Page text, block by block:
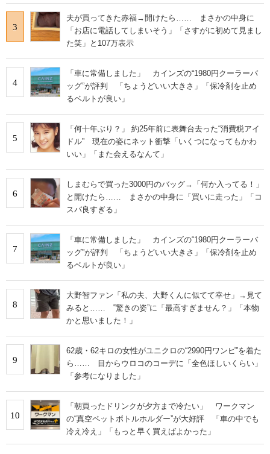
3
夫が買ってきた赤福→開けたら…… まさかの中身に
「お店に電話してしまいそう」「さすがに初めて見まし
た笑」と107万表示
4
「車に常備しました」 カインズの“1980円クーラーバ
ッグ”が評判 「ちょうどいい大きさ」「保冷剤を止め
るベルトが良い」
5
「何十年ぶり？」 約25年前に表舞台去った“消費税アイ
ドル” 現在の姿にネット衝撃「いくつになってもかわ
いい」「また会えるなんて」
6
しまむらで買った3000円のバッグ→「何か入ってる！」
と開けたら…… まさかの中身に「買いに走った」「コ
スパ良すぎる」
7
「車に常備しました」 カインズの“1980円クーラーバ
ッグ”が評判 「ちょうどいい大きさ」「保冷剤を止め
るベルトが良い」
8
大野智ファン「私の夫、大野くんに似てて幸せ」→見て
みると…… ‟驚きの姿”に「最高すぎません？」「本物
かと思いました！」
9
62歳・62キロの女性がユニクロの“2990円ワンピ”を着た
ら…… 目からウロコのコーデに「全色ほしいくらい」
「参考になりました」
10
「朝買ったドリンクが夕方まで冷たい」 ワークマン
の“真空ペットボトルホルダー”が大好評 「車の中でも
冷え冷え」「もっと早く買えばよかった」